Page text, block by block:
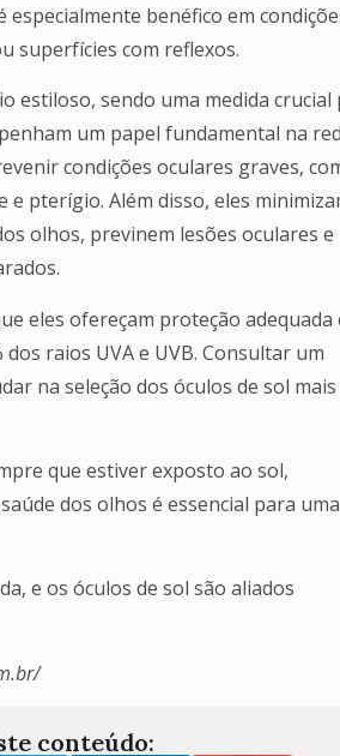
benéfico em
superfícies com reflexos.
estiloso, sendo uma medida crucial
um papel fundamental na
condições oculares graves,
pterígio. Além disso, eles
olhos, previnem lesões oculares e
eles ofereçam proteção adequada
raios UVA e UVB. Consultar um
na seleção dos óculos de sol mais
que estiver exposto ao sol,
dos olhos é essencial para
e os óculos de sol são aliados
conteúdo: